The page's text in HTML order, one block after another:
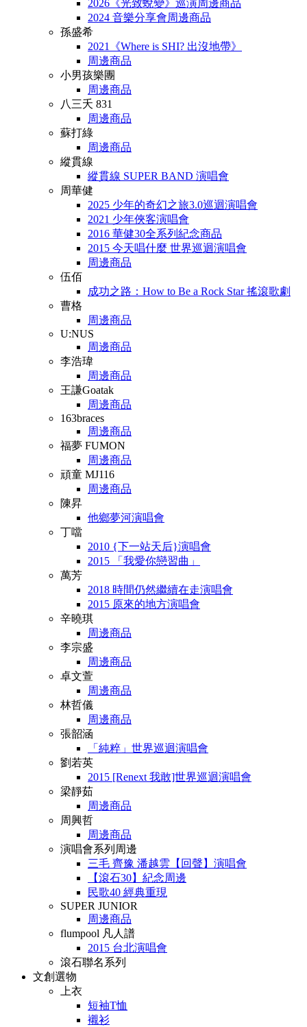
2026《光致蛻變》巡演周邊商品
2024 音樂分享會周邊商品
孫盛希
2021《Where is SHI? 出沒地帶》
周邊商品
小男孩樂團
周邊商品
八三夭 831
周邊商品
蘇打綠
周邊商品
縱貫線
縱貫線 SUPER BAND 演唱會
周華健
2025 少年的奇幻之旅3.0巡迴演唱會
2021 少年俠客演唱會
2016 華健30全系列紀念商品
2015 今天唱什麼 世界巡迴演唱會
周邊商品
伍佰
成功之路：How to Be a Rock Star 搖滾歌劇
曹格
周邊商品
U:NUS
周邊商品
李浩瑋
周邊商品
王謙Goatak
周邊商品
163braces
周邊商品
福夢 FUMON
周邊商品
頑童 MJ116
周邊商品
陳昇
他鄉夢河演唱會
丁噹
2010 {下一站天后}演唱會
2015 「我愛你戀習曲」
萬芳
2018 時間仍然繼續在走演唱會
2015 原來的地方演唱會
辛曉琪
周邊商品
李宗盛
周邊商品
卓文萱
周邊商品
林哲儀
周邊商品
張韶涵
「純粹」世界巡迴演唱會
劉若英
2015 [Renext 我敢]世界巡迴演唱會
梁靜茹
周邊商品
周興哲
周邊商品
演唱會系列周邊
三毛 齊豫 潘越雲【回聲】演唱會
【滾石30】紀念周邊
民歌40 經典重現
SUPER JUNIOR
周邊商品
flumpool 凡人譜
2015 台北演唱會
滾石聯名系列
文創選物
上衣
短袖T恤
襯衫